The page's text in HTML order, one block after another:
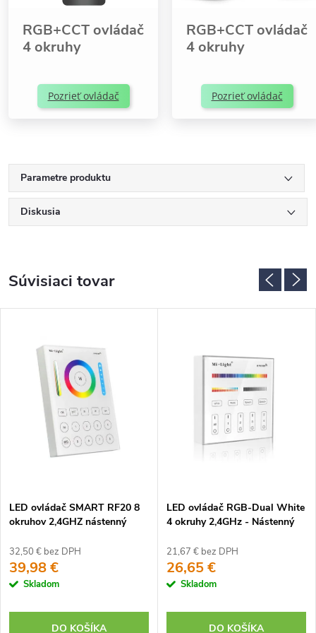
RGB+CCT ovládač
4 okruhy
Pozrieť ovládač
RGB+CCT ovládač
4 okruhy
Pozrieť ovládač
Parametre produktu
Diskusia
Súvisiaci tovar
LED ovládač SMART RF20 8
okruhov 2,4GHZ nástenný
32,50 € bez DPH
39,98 €
Skladom
DO KOŠÍKA
LED ovládač RGB-Dual White
4 okruhy 2,4GHz - Nástenný
21,67 € bez DPH
26,65 €
Skladom
DO KOŠÍKA